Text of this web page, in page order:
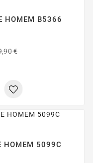
HOMEM B5366
€
HOMEM 5099C